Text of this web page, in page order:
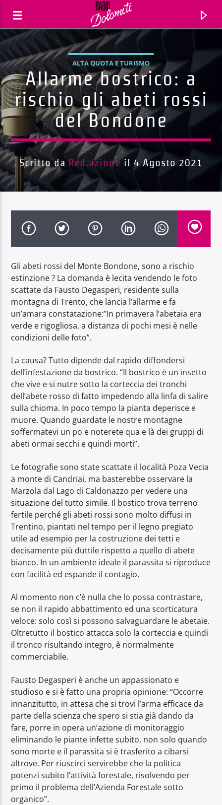
Traccia corrente
Radio Dolomiti
ALTA QUOTA E TURISMO
Allarme bostrico: a
rischio gli abeti rossi
del Bondone
Scritto da Red.azioneil 4 Agosto 2021
Gli abeti rossi del Monte Bondone, sono a rischio
estinzione ? La domanda è lecita vendendo le foto
scattate da Fausto Degasperi, residente sulla
montagna di Trento, che lancia l’allarme e fa
un’amara constatazione:”In primavera l’abetaia era
verde e rigogliosa, a distanza di pochi mesi è nelle
condizioni delle foto”.
La causa? Tutto dipende dal rapido diffondersi
dell’infestazione da bostrico. “Il bostrico è un insetto
che vive e si nutre sotto la corteccia dei tronchi
dell’abete rosso di fatto impedendo alla linfa di salire
sulla chioma. In poco tempo la pianta deperisce e
muore. Quando guardate le nostre montagne
soffermatevi un po e noterete qua e là dei gruppi di
abeti ormai secchi e quindi morti”.
Le fotografie sono state scattate il località Poza Vecia
a monte di Candriai, ma basterebbe osservare la
Marzola dal Lago di Caldonazzo per vedere una
situazione del tutto simile. Il bostico trova terreno
fertile perché gli abeti rossi sono molto diffusi in
Trentino, piantati nel tempo per il legno pregiato
utile ad esempio per la costruzione dei tetti e
decisamente più duttile rispetto a quello di abete
bianco. In un ambiente ideale il parassita si riproduce
con facilità ed espande il contagio.
Al momento non c’è nulla che lo possa contrastare,
se non il rapido abbattimento ed una scorticatura
veloce: solo così si possono salvaguardare le abetaie.
Oltretutto il bostico attacca solo la corteccia e quindi
il tronco risultando integro, è normalmente
commerciabile.
Fausto Degasperi è anche un appassionato e
studioso e si è fatto una propria opinione: “Occorre
innanzitutto, in attesa che si trovi l’arma efficace da
parte della scienza che spero si stia già dando da
fare, porre in opera un’azione di monitoraggio
eliminando le piante infette subito, non solo quando
sono morte e il parassita si è trasferito a cibarsi
altrove. Per riuscirci servirebbe che la politica
potenzi subito l’attività forestale, risolvendo per
primo il problema dell’Azienda Forestale sotto
organico”.